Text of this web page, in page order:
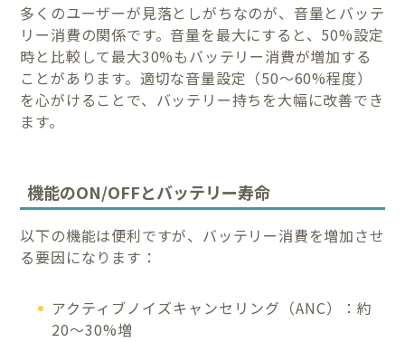
多くのユーザーが見落としがちなのが、音量とバッテ
リー消費の関係です。音量を最大にすると、50%設定
時と比較して最大30%もバッテリー消費が増加する
ことがあります。適切な音量設定（50〜60%程度）
を心がけることで、バッテリー持ちを大幅に改善でき
ます。
機能のON/OFFとバッテリー寿命
以下の機能は便利ですが、バッテリー消費を増加させ
る要因になります：
アクティブノイズキャンセリング（ANC）：約
20〜30%増